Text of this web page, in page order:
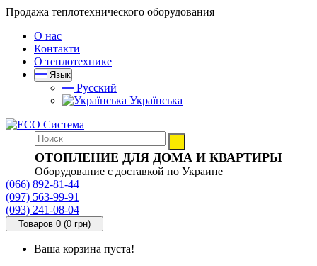
Продажа теплотехнического оборудования
О нас
Контакти
О теплотехнике
Язык
Русский
Українська
ОТОПЛЕНИЕ ДЛЯ ДОМА И КВАРТИРЫ
Оборудование с доставкой по Украине
(066) 892-81-44
(097) 563-99-91
(093) 241-08-04
Товаров 0 (0 грн)
Ваша корзина пуста!